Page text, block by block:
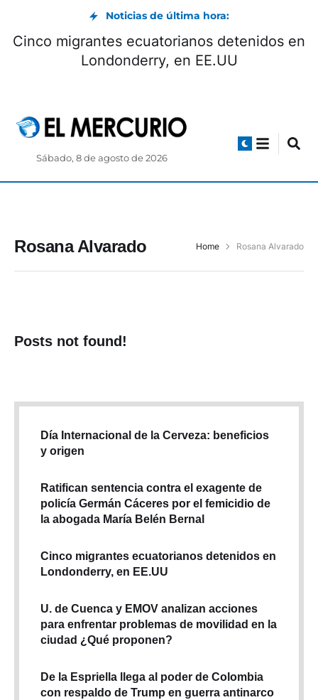
Noticias de última hora:
Cinco migrantes ecuatorianos detenidos en
Londonderry, en EE.UU
Sábado, 8 de agosto de 2026
Rosana Alvarado Home Rosana Alvarado
Posts not found!
Día Internacional de la Cerveza: beneficios
y origen
Ratifican sentencia contra el exagente de
policía Germán Cáceres por el femicidio de
la abogada María Belén Bernal
Cinco migrantes ecuatorianos detenidos en
Londonderry, en EE.UU
U. de Cuenca y EMOV analizan acciones
para enfrentar problemas de movilidad en la
ciudad ¿Qué proponen?
De la Espriella llega al poder de Colombia
con respaldo de Trump en guerra antinarco